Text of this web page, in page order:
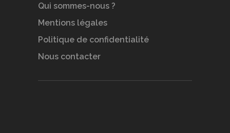
Qui sommes-nous ?
Mentions légales
Politique de confidentialité
Nous contacter